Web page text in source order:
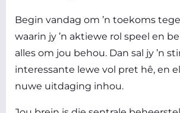
Begin vandag om ’n toekoms
waarin jy ’n aktiewe rol speel en
alles om jou behou. Dan sal jy ’n
interessante lewe vol pret hê, en
nuwe uitdaging inhou.